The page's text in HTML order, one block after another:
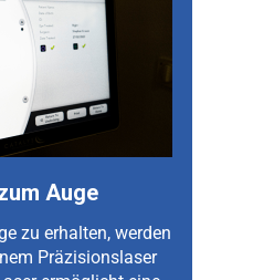
Auge
zu erhalten, werden
Präzisionslaser